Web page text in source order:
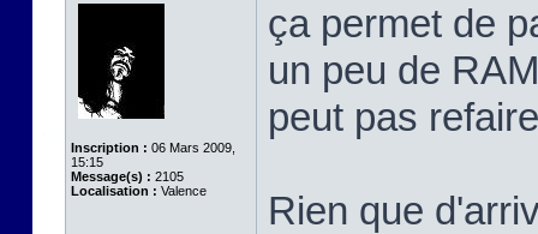
Inscription : 06 Mars 2009,
15:15
Message(s) : 2105
Localisation : Valence
ça permet de
un peu de
peut pas
Rien que